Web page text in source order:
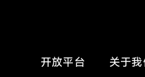
开放平台 关于